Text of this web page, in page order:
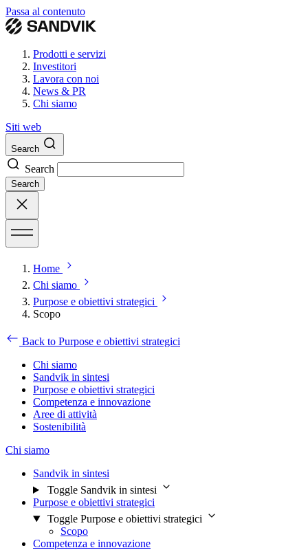
Passa al contenuto
Prodotti e servizi
Investitori
Lavora con noi
News & PR
Chi siamo
Siti web
Search
Search
Search
Home
Chi siamo
Purpose e obiettivi strategici
Scopo
Back to Purpose e obiettivi strategici
Chi siamo
Sandvik in sintesi
Purpose e obiettivi strategici
Competenza e innovazione
Aree di attività
Sostenibilità
Chi siamo
Sandvik in sintesi
Toggle Sandvik in sintesi
Purpose e obiettivi strategici
Toggle Purpose e obiettivi strategici
Scopo
Competenza e innovazione